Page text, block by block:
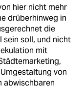
hier nicht mehr
drüberhinweg in
die
sein soll, und nicht
mit
von
abwischbaren